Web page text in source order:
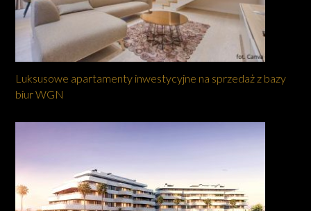
Luksusowe apartamenty inwestycyjne na sprzedaż z bazy
biur WGN